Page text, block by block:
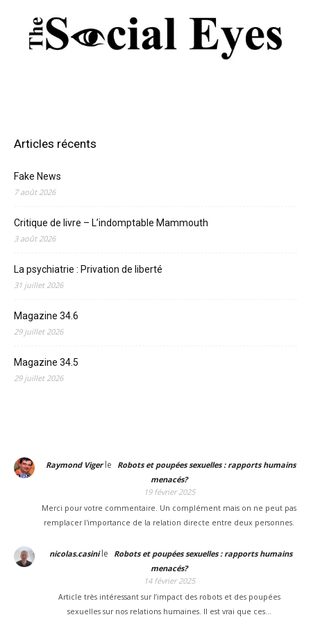
Articles récents
Fake News
7 août 2026
Critique de livre – L’indomptable Mammouth
3 août 2026
La psychiatrie : Privation de liberté
31 juillet 2026
Magazine 34.6
29 juillet 2026
Magazine 34.5
29 juillet 2026
Raymond Vigerle
Robots et poupées sexuelles : rapports humains
menacés?
19 février 2025
Merci pour votre commentaire. Un complément mais on ne peut pas
remplacer l'importance de la relation directe entre deux personnes.
nicolas.casinile
Robots et poupées sexuelles : rapports humains
menacés?
14 février 2025
Article très intéressant sur l’impact des robots et des poupées
sexuelles sur nos relations humaines. Il est vrai que ces…